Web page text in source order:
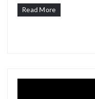
Read More